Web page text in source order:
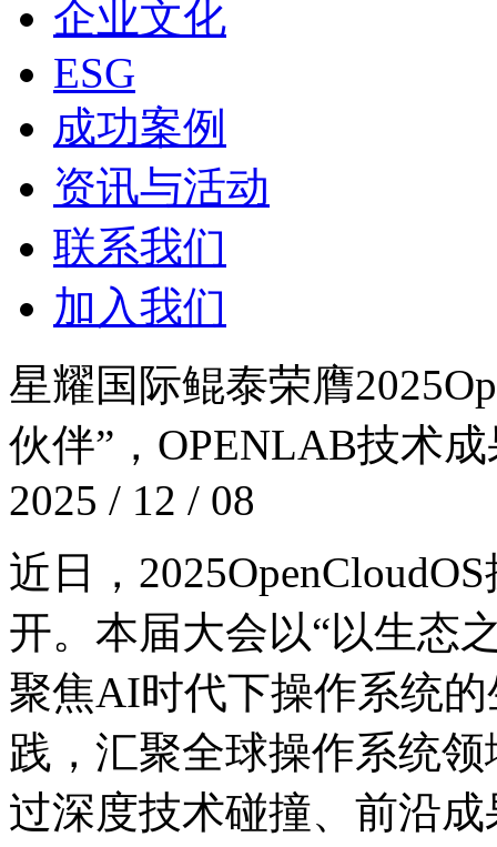
企业文化
ESG
成功案例
资讯与活动
联系我们
加入我们
星耀国际鲲泰荣膺
伙伴”，OPENLAB技术
2025 / 12 / 08
近日，
开。本届大会以“以生态之
聚焦AI时代下操作系统的
践，汇聚全球操作系统
过深度技术碰撞、前沿